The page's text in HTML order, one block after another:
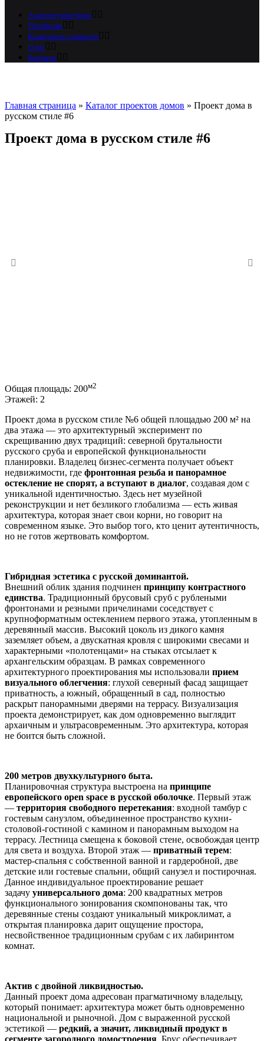
Архитектурное бюро
Портфолио
Калькулятор стоимости
О нас
Контакты
Главная страница » Каталог проектов домов » Проект дома в
русском стиле #6
Проект дома в русском стиле #6
Общая площадь: 200м2
Этажей: 2
Проект дома в русском стиле №6 общей площадью 200 м² на
два этажа — это архитектурный эксперимент по
скрещиванию двух традиций: северной брутальности
русского сруба и европейской функциональности
планировки. Владелец бизнес-сегмента получает объект
недвижимости, где фронтонная резьба и панорамное
остекление не спорят, а вступают в диалог, создавая дом с
уникальной идентичностью. Здесь нет музейной
реконструкции и нет безликого глобализма — есть живая
архитектура, которая знает свои корни, но говорит на
современном языке. Это выбор того, кто ценит аутентичность,
но не готов жертвовать комфортом.
Гибридная эстетика с русской доминантой.
Внешний облик здания подчинен принципу контрастного
единства. Традиционный брусовый сруб с рублеными
фронтонами и резными причелинами соседствует с
крупноформатным остеклением первого этажа, утопленным в
деревянный массив. Высокий цоколь из дикого камня
заземляет объем, а двускатная кровля с широкими свесами и
характерными «полотенцами» на стыках отсылает к
архангельским образцам. В рамках современного
архитектурного проектирования мы использовали прием
визуального облегчения: глухой северный фасад защищает
приватность, а южный, обращенный в сад, полностью
раскрыт панорамными дверями на террасу. Визуализация
проекта демонстрирует, как дом одновременно выглядит
архаичным и ультрасовременным. Это архитектура, которая
не боится быть сложной.
200 метров двухкультурного быта.
Планировочная структура выстроена на принципе
европейского open space в русской оболочке. Первый этаж
— территория свободного перетекания: входной тамбур с
гостевым санузлом, объединенное пространство кухни-
столовой-гостиной с камином и панорамным выходом на
террасу. Лестница смещена к боковой стене, освобождая центр
для света и воздуха. Второй этаж — приватный терем:
мастер-спальня с собственной ванной и гардеробной, две
детские или гостевые спальни, общий санузел и постирочная.
Данное индивидуальное проектирование решает
задачу универсального дома: 200 квадратных метров
функционального зонирования скомпонованы так, что
деревянные стены создают уникальный микроклимат, а
открытая планировка дарит ощущение простора,
несвойственное традиционным срубам с их лабиринтом
комнат.
Актив с двойной ликвидностью.
Данный проект дома адресован прагматичному владельцу,
который понимает: архитектура может быть одновременно
национальной и рыночной. Дом с выраженной русской
эстетикой — редкий, а значит, ликвидный продукт в